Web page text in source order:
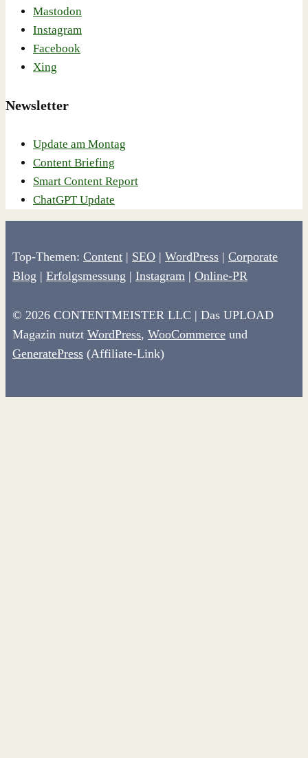
Mastodon
Instagram
Facebook
Xing
Newsletter
Update am Montag
Content Briefing
Smart Content Report
ChatGPT Update
Top-Themen: Content | SEO | WordPress | Corporate
Blog | Erfolgsmessung | Instagram | Online-PR
© 2026 CONTENTMEISTER LLC | Das UPLOAD
Magazin nutzt WordPress, WooCommerce und
GeneratePress (Affiliate-Link)